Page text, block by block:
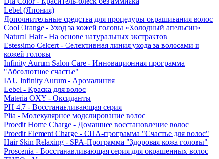
Lebel (Япония)
Дополнительные средства для процедуры окрашивания волос
Cool Orange - Уход за кожей головы «Холодный апельсин»
Natural Hair - На основе натуральных экстрактов
Estessimo Celcert - Селективная линия ухода за волосами и
кожей головы
Infinity Aurum Salon Care - Инновационная программа
"Абсолютное счастье"
IAU Infinity Aurum - Аромалиния
Lebel - Краска для волос
Materia OXY - Оксиданты
PH 4.7 - Восстанавливающая серия
Plia - Молекулярное моделирование волос
Proedit Home Charge - Домашнее восстановление волос
Proedit Element Charge - СПА-программа "Счастье для волос"
Hair Skin Relaxing - SPA-Программа "Здоровая кожа головы"
Proscenia - Восстанавливающая серия для окрашенных волос